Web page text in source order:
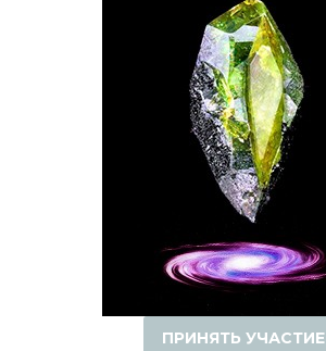
ПРИНЯТЬ УЧАСТИЕ